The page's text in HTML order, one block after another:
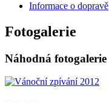
Informace o dopravě
Fotogalerie
Náhodná fotogalerie